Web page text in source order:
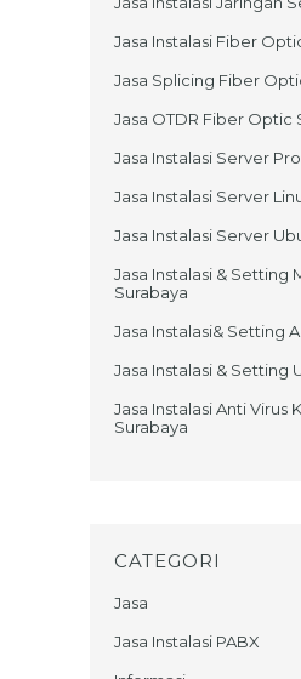
Jasa Instalasi Fiber
Jasa Splicing Fiber
Jasa OTDR Fiber Optic
Jasa Instalasi Server
Jasa Instalasi Server
Jasa Instalasi Server
Jasa Instalasi & Setting
Surabaya
Jasa Instalasi& Setting
Jasa Instalasi & Setting
Jasa Instalasi Anti Virus
Surabaya
CATEGORI
Jasa
Jasa Instalasi PABX